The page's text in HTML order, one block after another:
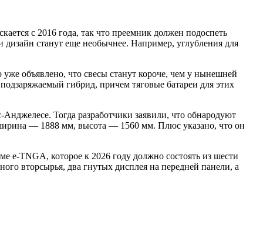
с 2016 года, так что преемник должен подоспеть
станут еще необычнее. Например, углубления для
объявлено, что свесы станут короче, чем у нынешней
гибрид, причем тяговые батареи для этих
Тогда разработчики заявили, что обнародуют
— 1888 мм, высота — 1560 мм. Плюс указано, что он
e-TNGA, которое к 2026 году должно состоять из шести
вторсырья, два гнутых дисплея на передней панели, а